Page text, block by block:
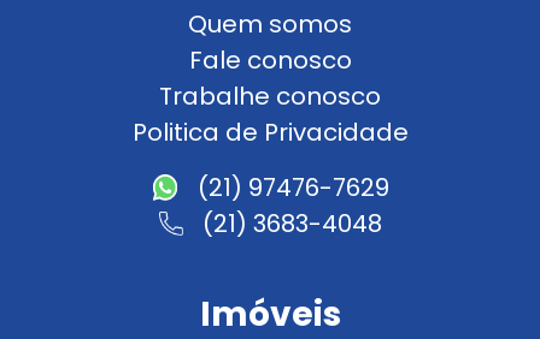
Quem somos
Fale conosco
Trabalhe conosco
Politica de Privacidade
(21) 97476-7629
(21) 3683-4048
Imóveis